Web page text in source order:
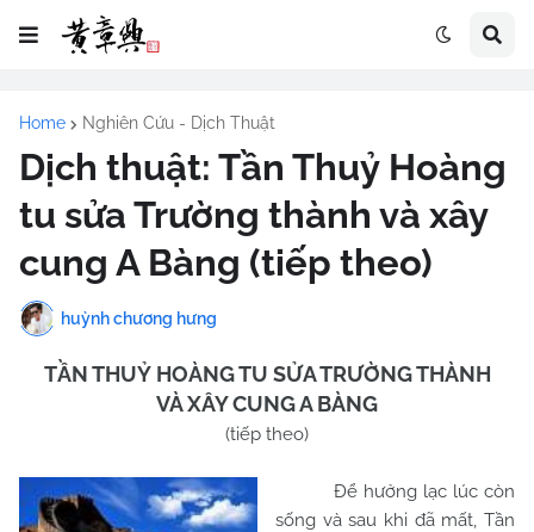
Home Nghiên Cứu - Dịch Thuật
Dịch thuật: Tần Thuỷ Hoàng
tu sửa Trường thành và xây
cung A Bàng (tiếp theo)
huỳnh chương hưng
TẦN THUỶ HOÀNG TU SỬA TRƯỜNG THÀNH
VÀ XÂY CUNG A BÀNG
(tiếp theo)
Để hưởng lạc lúc còn
sống và sau khi đã mất, Tần